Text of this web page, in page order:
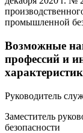
промышленной
Возможные
профессий и
Руководитель
Заместитель
безопасности